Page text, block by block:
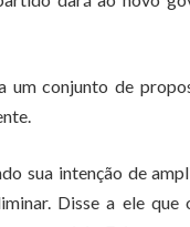
um conjunto de
sua intenção de
Disse a ele que